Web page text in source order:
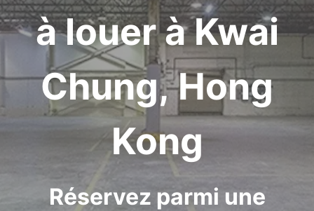
à louer à Kwai
Chung, Hong
Kong
Réservez parmi une